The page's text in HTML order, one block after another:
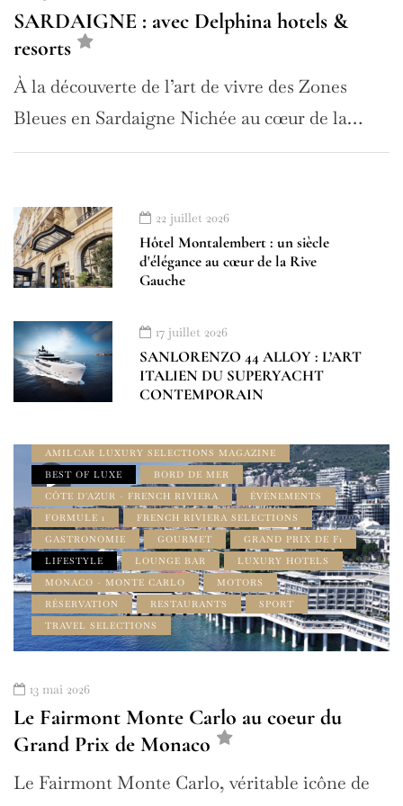
SARDAIGNE : avec Delphina hotels &
resorts
À la découverte de l’art de vivre des Zones
Bleues en Sardaigne Nichée au cœur de la…
22 juillet 2026
Hôtel Montalembert : un siècle
d'élégance au cœur de la Rive
Gauche
17 juillet 2026
SANLORENZO 44 ALLOY : L’ART
ITALIEN DU SUPERYACHT
CONTEMPORAIN
À LA UNE
AMILCAR LUXURY SELECTIONS MAGAZINE
BEST OF LUXE
BORD DE MER
CÔTE D'AZUR - FRENCH RIVIERA
ÉVÉNEMENTS
FORMULE 1
FRENCH RIVIERA SELECTIONS
GASTRONOMIE
GOURMET
GRAND PRIX DE F1
LIFESTYLE
LOUNGE BAR
LUXURY HOTELS
MONACO - MONTE CARLO
MOTORS
RÉSERVATION
RESTAURANTS
SPORT
TRAVEL SELECTIONS
13 mai 2026
Le Fairmont Monte Carlo au coeur du
Grand Prix de Monaco
Le Fairmont Monte Carlo, véritable icône de